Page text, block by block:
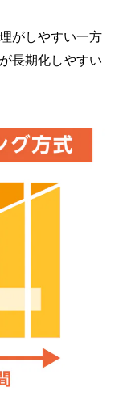
がしやすい一方
長期化しやすい